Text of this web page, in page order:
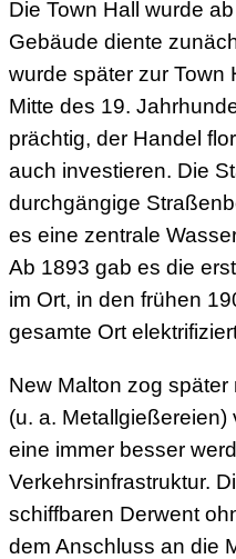
Die Town Hall wurde
Gebäude diente
wurde später zur Town
Mitte des 19.
prächtig, der Handel
auch investieren. Die
durchgängige
es eine zentrale
Ab 1893 gab es die
im Ort, in den frühen
gesamte Ort
New Malton zog
(u. a.
eine immer besser
Verkehrsinfrastruktur.
schiffbaren Derwent
dem Anschluss an die